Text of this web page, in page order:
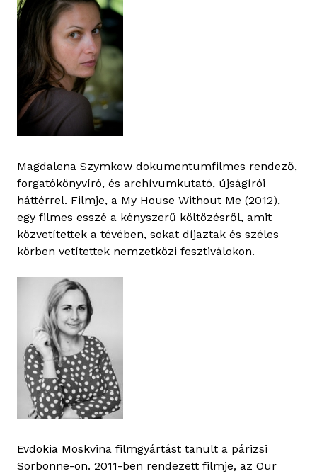
Magdalena Szymkow dokumentumfilmes rendező,
forgatókönyvíró, és archívumkutató, újságírói
háttérrel. Filmje, a My House Without Me (2012),
egy filmes esszé a kényszerű költözésről, amit
közvetítettek a tévében, sokat díjaztak és széles
körben vetítettek nemzetközi fesztiválokon.
Evdokia Moskvina filmgyártást tanult a párizsi
Sorbonne-on. 2011-ben rendezett filmje, az Our